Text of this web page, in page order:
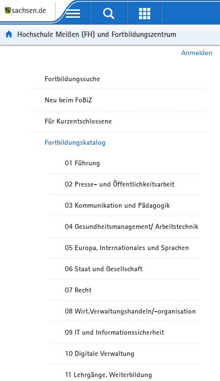
Portalübergreifende Navigation
Hochschule Meißen (FH) und Fortbildungszentrum
Anmelden
Fortbildungssuche
Neu beim FoBiZ
Für Kurzentschlossene
Fortbildungskatalog
01 Führung
02 Presse- und Öffentlichkeitsarbeit
03 Kommunikation und Pädagogik
04 Gesundheitsmanagement/ Arbeitstechnik
05 Europa, Internationales und Sprachen
06 Staat und Gesellschaft
07 Recht
08 Wirt.Verwaltungshandeln/-organisation
09 IT und Informationssicherheit
10 Digitale Verwaltung
11 Lehrgänge, Weiterbildung